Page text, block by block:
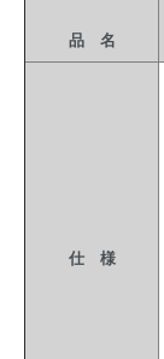
品 名
仕 様